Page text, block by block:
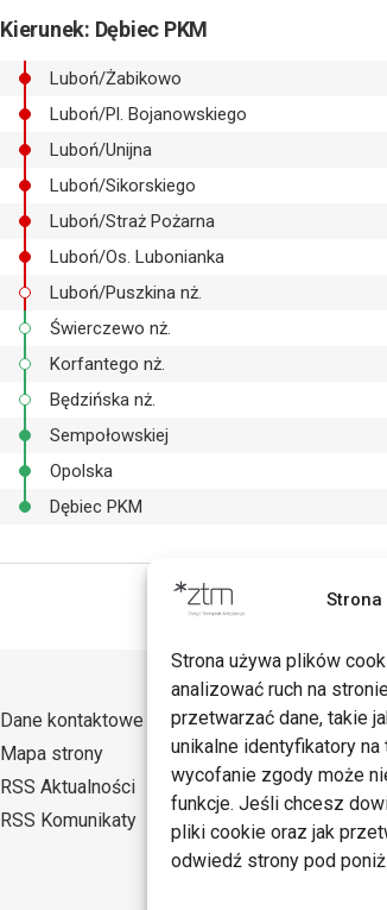
Strona
Strona używa plików
analizować ruch na
przetwarzać dane, takie
unikalne identyfikatory
wycofanie zgody może
funkcje. Jeśli chcesz
pliki cookie oraz jak
odwiedź strony pod
Kierunek: Dębiec PKM
Luboń/Żabikowo
Luboń/Pl. Bojanowskiego
Luboń/Unijna
Luboń/Sikorskiego
Luboń/Straż Pożarna
Luboń/Os. Lubonianka
Luboń/Puszkina nż.
Świerczewo nż.
Korfantego nż.
Będzińska nż.
Sempołowskiej
Opolska
Dębiec PKM
Dane kontaktowe
Mapa strony
RSS Aktualności
RSS Komunikaty